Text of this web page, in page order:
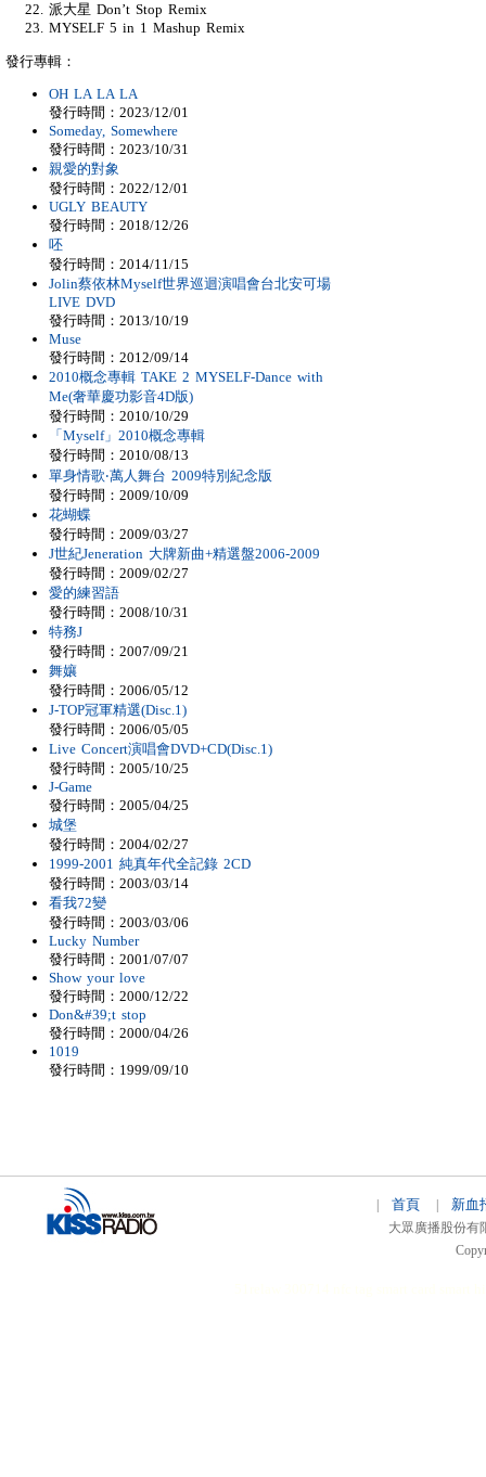
派大星 Don’t Stop Remix
MYSELF 5 in 1 Mashup Remix
發行專輯：
OH LA LA LA
發行時間：2023/12/01
Someday, Somewhere
發行時間：2023/10/31
親愛的對象
發行時間：2022/12/01
UGLY BEAUTY
發行時間：2018/12/26
呸
發行時間：2014/11/15
Jolin蔡依林Myself世界巡迴演唱會台北安可場
LIVE DVD
發行時間：2013/10/19
Muse
發行時間：2012/09/14
2010概念專輯 TAKE 2 MYSELF-Dance with
Me(奢華慶功影音4D版)
發行時間：2010/10/29
「Myself」2010概念專輯
發行時間：2010/08/13
單身情歌‧萬人舞台 2009特別紀念版
發行時間：2009/10/09
花蝴蝶
發行時間：2009/03/27
J世紀Jeneration 大牌新曲+精選盤2006-2009
發行時間：2009/02/27
愛的練習語
發行時間：2008/10/31
特務J
發行時間：2007/09/21
舞孃
發行時間：2006/05/12
J-TOP冠軍精選(Disc.1)
發行時間：2006/05/05
Live Concert演唱會DVD+CD(Disc.1)
發行時間：2005/10/25
J-Game
發行時間：2005/04/25
城堡
發行時間：2004/02/27
1999-2001 純真年代全記錄 2CD
發行時間：2003/03/14
看我72變
發行時間：2003/03/06
Lucky Number
發行時間：2001/07/07
Show your love
發行時間：2000/12/22
Don&#39;t stop
發行時間：2000/04/26
1019
發行時間：1999/09/10
首頁 新血
大眾廣播股份有